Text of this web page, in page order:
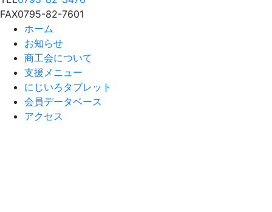
FAX0795-82-7601
ホーム
お知らせ
商工会について
支援メニュー
にじいろタブレット
会員データベース
アクセス